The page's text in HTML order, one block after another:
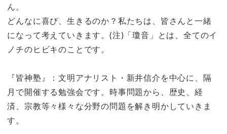
ん。
どんなに喜び、生きるのか？私たちは、皆さんと一緒
になって考えていきます。(注)「瓊音」とは、全てのイ
ノチのヒビキのことです。
『皆神塾』：文明アナリスト・新井信介を中心に、隔
月で開催する勉強会です。時事問題から、歴史、経
済、宗教等々様々な分野の問題を解き明かしていきま
す。